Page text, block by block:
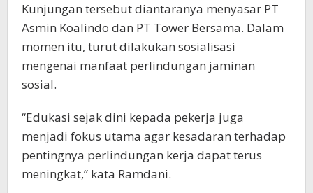
Kunjungan tersebut diantaranya menyasar PT
Asmin Koalindo dan PT Tower Bersama. Dalam
momen itu, turut dilakukan sosialisasi
mengenai manfaat perlindungan jaminan
sosial.
“Edukasi sejak dini kepada pekerja juga
menjadi fokus utama agar kesadaran terhadap
pentingnya perlindungan kerja dapat terus
meningkat,” kata Ramdani.